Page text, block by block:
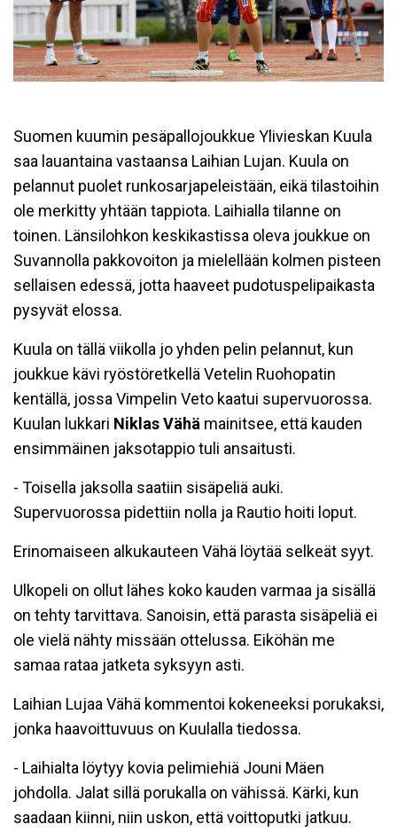
Suomen kuumin pesäpallojoukkue Ylivieskan Kuula
saa lauantaina vastaansa Laihian Lujan. Kuula on
pelannut puolet runkosarjapeleistään, eikä tilastoihin
ole merkitty yhtään tappiota. Laihialla tilanne on
toinen. Länsilohkon keskikastissa oleva joukkue on
Suvannolla pakkovoiton ja mielellään kolmen pisteen
sellaisen edessä, jotta haaveet pudotuspelipaikasta
pysyvät elossa.
Kuula on tällä viikolla jo yhden pelin pelannut, kun
joukkue kävi ryöstöretkellä Vetelin Ruohopatin
kentällä, jossa Vimpelin Veto kaatui supervuorossa.
Kuulan lukkari Niklas Vähä mainitsee, että kauden
ensimmäinen jaksotappio tuli ansaitusti.
- Toisella jaksolla saatiin sisäpeliä auki.
Supervuorossa pidettiin nolla ja Rautio hoiti loput.
Erinomaiseen alkukauteen Vähä löytää selkeät syyt.
Ulkopeli on ollut lähes koko kauden varmaa ja sisällä
on tehty tarvittava. Sanoisin, että parasta sisäpeliä ei
ole vielä nähty missään ottelussa. Eiköhän me
samaa rataa jatketa syksyyn asti.
Laihian Lujaa Vähä kommentoi kokeneeksi porukaksi,
jonka haavoittuvuus on Kuulalla tiedossa.
- Laihialta löytyy kovia pelimiehiä Jouni Mäen
johdolla. Jalat sillä porukalla on vähissä. Kärki, kun
saadaan kiinni, niin uskon, että voittoputki jatkuu.